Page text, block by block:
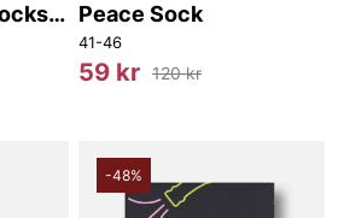
Peace Sock
41-46
59 kr 120 kr
-48%